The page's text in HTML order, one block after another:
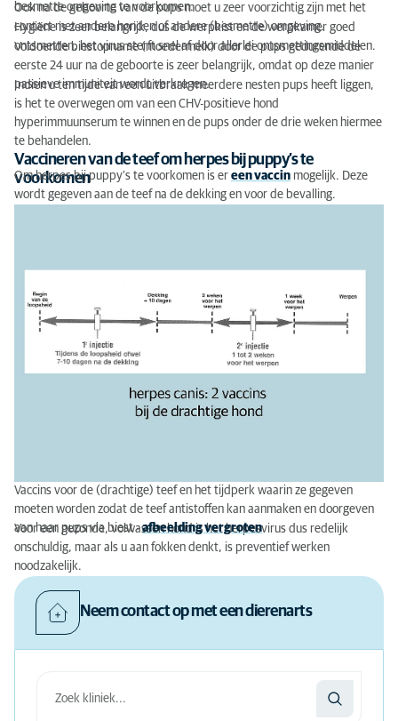
besmette omgeving te voorkomen.
Ook na de geboorte van de pups moet u zeer voorzichtig zijn met het
contact met andere honden of andere (besmette) omgeving.
Hygiëne is zeer belangrijk, dus de werpkist en de werpkamer goed
ontsmetten, het virus sterft snel af door allerlei ontsmettingsmiddelen.
Voldoende biestopname (moedermelk) door de pups gedurende de
eerste 24 uur na de geboorte is zeer belangrijk, omdat op deze manier
passieve immuniteit wordt verkregen.
Indien u ten tijde van een uitbraak meerdere nesten pups heeft liggen,
is het te overwegen om van een CHV-positieve hond
hyperimmuunserum te winnen en de pups onder de drie weken hiermee
te behandelen.
Vaccineren van de teef om herpes bij puppy’s te
voorkomen
Om herpes bij puppy’s te voorkomen is er een vaccin mogelijk. Deze
wordt gegeven aan de teef na de dekking en voor de bevalling.
Vaccins voor de (drachtige) teef en het tijdperk waarin ze gegeven
moeten worden zodat de teef antistoffen kan aanmaken en doorgeven
aan haar pups via biest -afbeelding vergroten
Voor een gezonde, volwassen hond is het herpesvirus dus redelijk
onschuldig, maar als u aan fokken denkt, is preventief werken
noodzakelijk.
Neem contact op met een dierenarts